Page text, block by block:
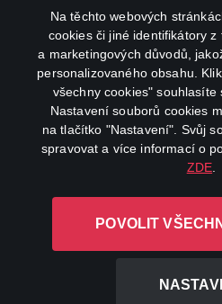
Na těchto webových
cookies či jiné identifikátory
a marketingových důvodů,
personalizovaného obsahu.
všechny cookies" souhlasíte
Nastavení souborů cookies
na tlačítko "Nastavení". Svůj
spravovat a více informací o
ZDE
POVOLIT
facebook
L-1246 Luxembourg R.C.S.